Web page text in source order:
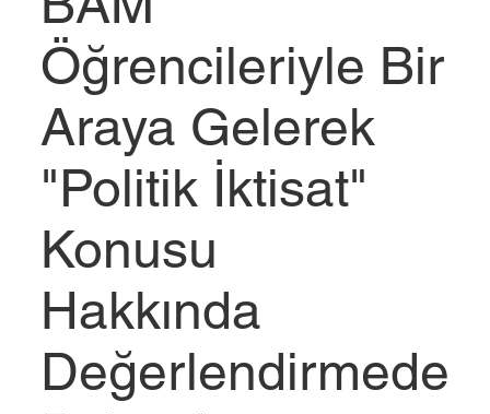
Öğrencileriyle Bir
Araya Gelerek
"Politik İktisat"
Konusu
Hakkında
Değerlendirmede